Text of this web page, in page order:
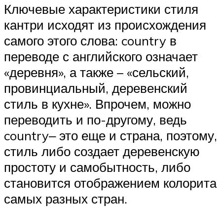
Ключевые характеристики стиля
кантри исходят из происхождения
самого этого слова: country в
переводе с английского означает
«деревня», а также – «сельский,
провинциальный, деревенский
стиль в кухне». Впрочем, можно
переводить и по-другому, ведь
country‒ это еще и страна, поэтому,
стиль либо создает деревенскую
простоту и самобытность, либо
становится отображением колорита
самых разных стран.